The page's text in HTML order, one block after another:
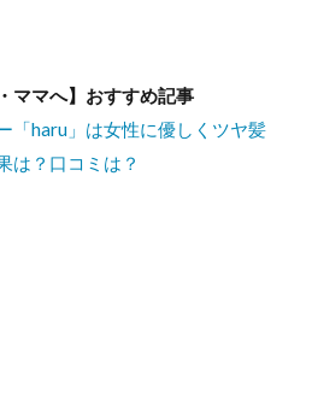
ママへ】おすすめ記事
「haru」は女性に優しくツヤ髪
は？口コミは？